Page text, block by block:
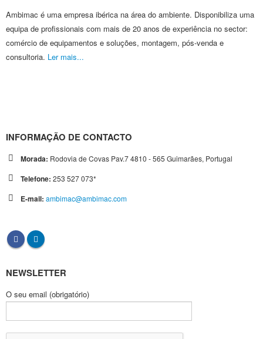
Ambimac é uma empresa ibérica na área do ambiente. Disponibiliza uma
equipa de profissionais com mais de 20 anos de experiência no sector:
comércio de equipamentos e soluções, montagem, pós-venda e
consultoria. Ler mais...
INFORMAÇÃO DE CONTACTO
Morada: Rodovia de Covas Pav.7 4810 - 565 Guimarães, Portugal
Telefone: 253 527 073*
E-mail: ambimac@ambimac.com
NEWSLETTER
O seu email (obrigatório)